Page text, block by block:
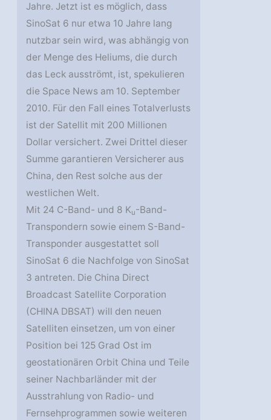
Jahre. Jetzt ist es möglich, dass
SinoSat 6 nur etwa 10 Jahre lang
nutzbar sein wird, was abhängig von
der Menge des Heliums, die durch
das Leck ausströmt, ist, spekulieren
die Space News am 10. September
2010. Für den Fall eines Totalverlusts
ist der Satellit mit 200 Millionen
Dollar versichert. Zwei Drittel dieser
Summe garantieren Versicherer aus
China, den Rest solche aus der
westlichen Welt.
Mit 24 C-Band- und 8 Ku-Band-
Transpondern sowie einem S-Band-
Transponder ausgestattet soll
SinoSat 6 die Nachfolge von SinoSat
3 antreten. Die China Direct
Broadcast Satellite Corporation
(CHINA DBSAT) will den neuen
Satelliten einsetzen, um von einer
Position bei 125 Grad Ost im
geostationären Orbit China und Teile
seiner Nachbarländer mit der
Ausstrahlung von Radio- und
Fernsehprogrammen sowie weiteren